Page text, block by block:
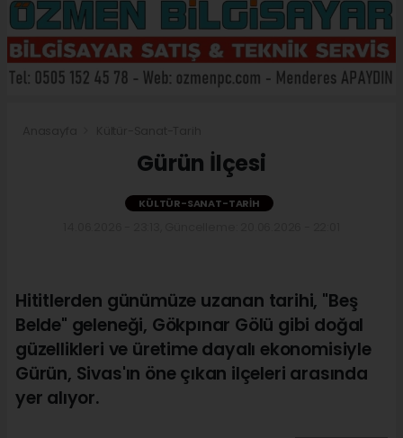
Gürün İlçesi
KÜLTÜR-SANAT-TARIH
Hititlerden günümüze uzanan tarihi, "Beş
Belde" geleneği, Gökpınar Gölü gibi doğal
güzellikleri ve üretime dayalı ekonomisiyle
Gürün, Sivas'ın öne çıkan ilçeleri arasında
yer alıyor.